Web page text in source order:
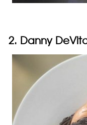
2. Danny